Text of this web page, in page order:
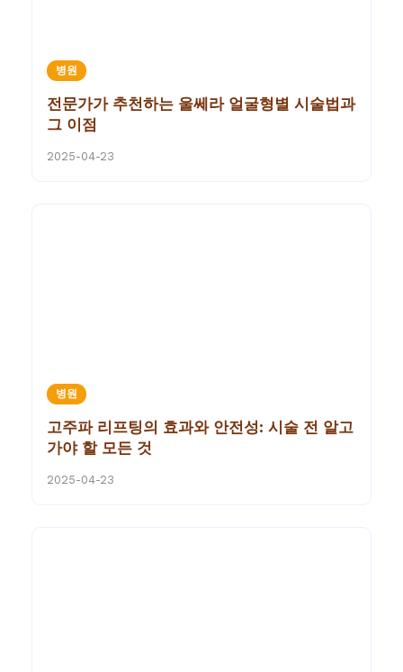
병원
전문가가 추천하는 울쎄라 얼굴형별 시술법과
그 이점
2025-04-23
병원
고주파 리프팅의 효과와 안전성: 시술 전 알고
가야 할 모든 것
2025-04-23